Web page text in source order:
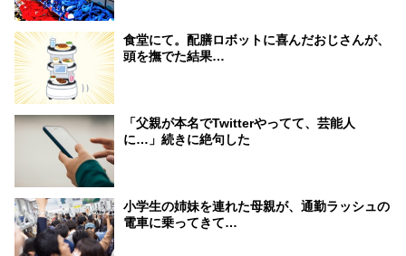
食堂にて。配膳ロボットに喜んだおじさんが、
頭を撫でた結果…
「父親が本名でTwitterやってて、芸能人
に…」続きに絶句した
小学生の姉妹を連れた母親が、通勤ラッシュの
電車に乗ってきて…